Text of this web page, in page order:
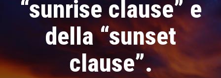
“sunrise clause” e
della “sunset
clause”.